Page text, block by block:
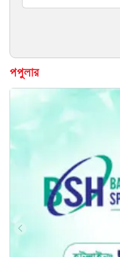
পপুলার